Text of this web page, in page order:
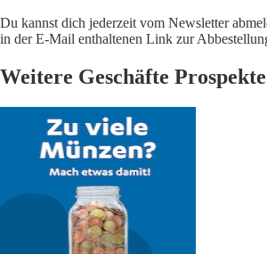
Du kannst dich jederzeit vom Newsletter
in der E-Mail enthaltenen Link zur
Weitere Geschäfte Prospekte